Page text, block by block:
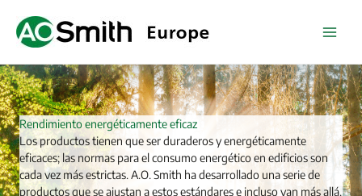
contenido
Rendimiento energéticamente eficaz
Los productos tienen que ser duraderos y energéticamente
eficaces; las normas para el consumo energético en edificios son
cada vez más estrictas. A.O. Smith ha desarrollado una serie de
productos que se ajustan a estos estándares e incluso van más allá.